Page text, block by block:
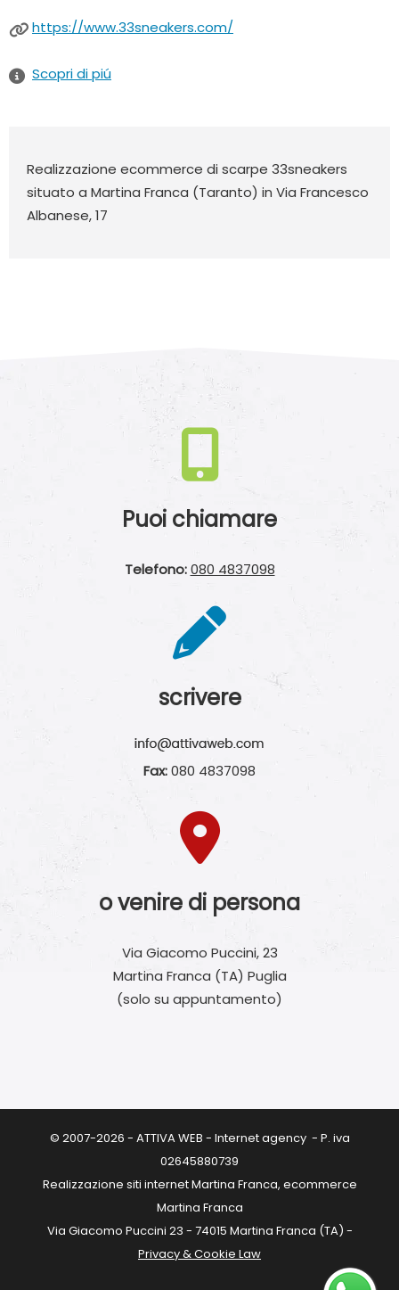
https://www.33sneakers.com/
Scopri di piú
Realizzazione ecommerce di scarpe 33sneakers
situato a Martina Franca (Taranto) in Via Francesco
Albanese, 17
Puoi chiamare
Telefono: 080 4837098
scrivere
Fax:080 4837098
o venire di persona
Via Giacomo Puccini, 23
Martina Franca (TA) Puglia
(solo su appuntamento)
© 2007-2026 - ATTIVA WEB - Internet agency - P. iva
02645880739
Realizzazione siti internet Martina Franca, ecommerce
Martina Franca
Via Giacomo Puccini 23 - 74015 Martina Franca (TA) -
Privacy & Cookie Law